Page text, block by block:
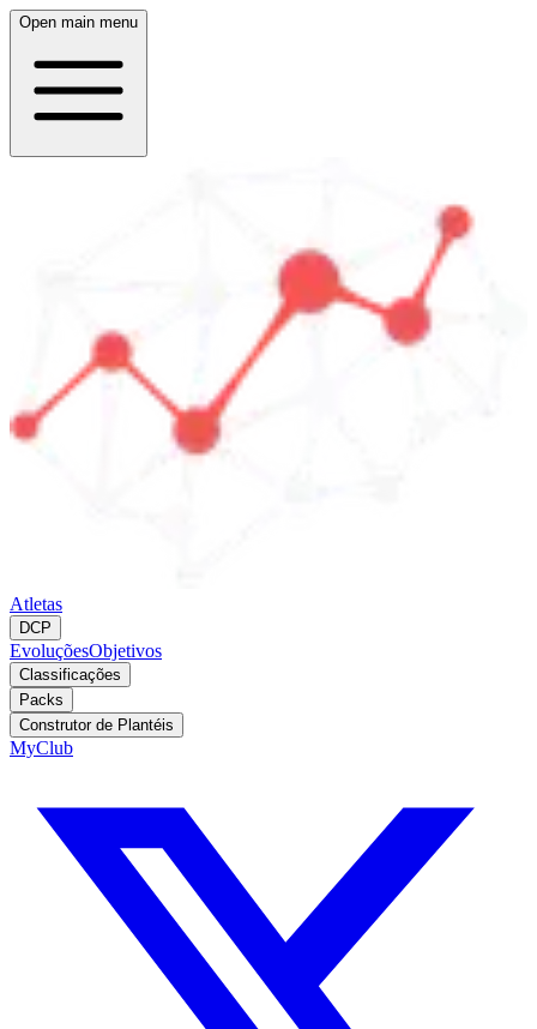
Open main menu
Atletas
DCP
EvoluçõesObjetivos
Classificações
Packs
Construtor de Plantéis
MyClub